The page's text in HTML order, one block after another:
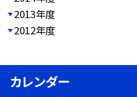
2013年度
2012年度
カレンダー